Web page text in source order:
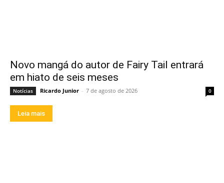
Novo mangá do autor de Fairy Tail entrará
em hiato de seis meses
Notícias Ricardo Junior - 7 de agosto de 2026 0
Leia mais